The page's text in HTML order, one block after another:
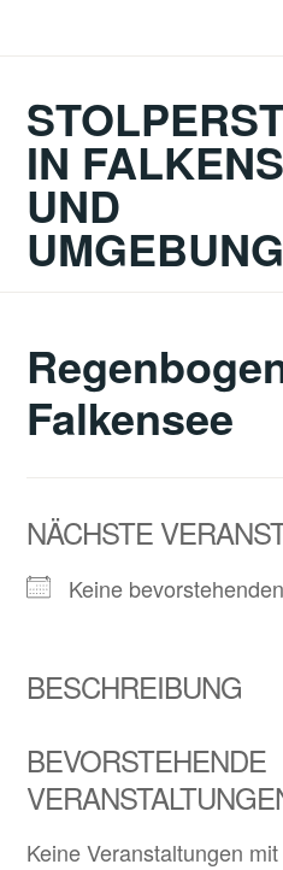
IN
UND
UMGEBUNG
Falkensee
NÄCHSTE
Keine
BESCHREIBUNG
BEVORSTEHENDE
Keine Veranstaltungen